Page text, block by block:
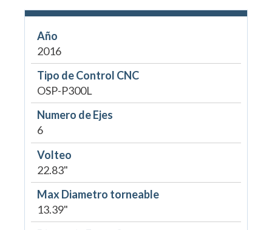
Año
2016
Tipo de Control CNC
OSP-P300L
Numero de Ejes
6
Volteo
22.83"
Max Diametro torneable
13.39"